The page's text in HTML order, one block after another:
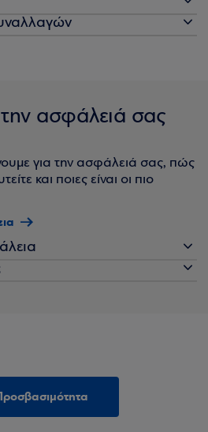
ασφάλειά σας
για την ασφάλειά σας, πώς
και ποιες είναι οι πιο